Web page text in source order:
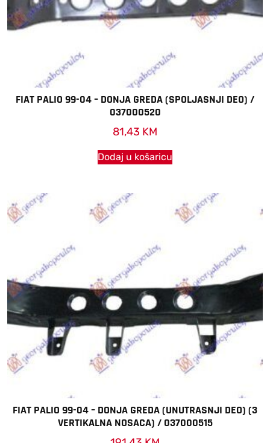
FIAT PALIO 99-04 – DONJA GREDA (SPOLJASNJI DEO) /
037000520
81,43 KM
Dodaj u košaricu
FIAT PALIO 99-04 – DONJA GREDA (UNUTRASNJI DEO) (3
VERTIKALNA NOSACA) / 037000515